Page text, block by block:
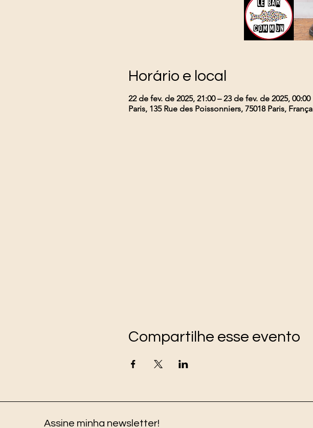
Horário e local
22 de fev. de 2025, 21:00 – 23 de fev. de 2025, 00:00
Paris, 135 Rue des Poissonniers, 75018 Paris, França
Compartilhe esse evento
Assine minha newsletter!